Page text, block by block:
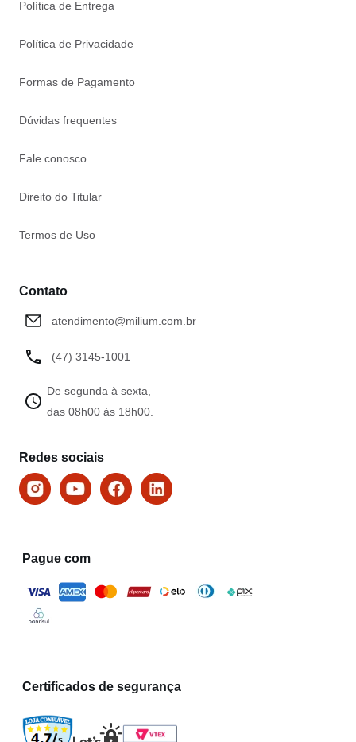
Política de Entrega
Política de Privacidade
Formas de Pagamento
Dúvidas frequentes
Fale conosco
Direito do Titular
Termos de Uso
Contato
atendimento@milium.com.br
(47) 3145-1001
De segunda à sexta,
das 08h00 às 18h00.
Redes sociais
Pague com
Certificados de segurança